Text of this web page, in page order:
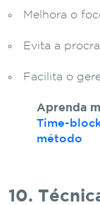
Melhora o
Evita a
Facilita o
Aprenda
Time-
método
10.